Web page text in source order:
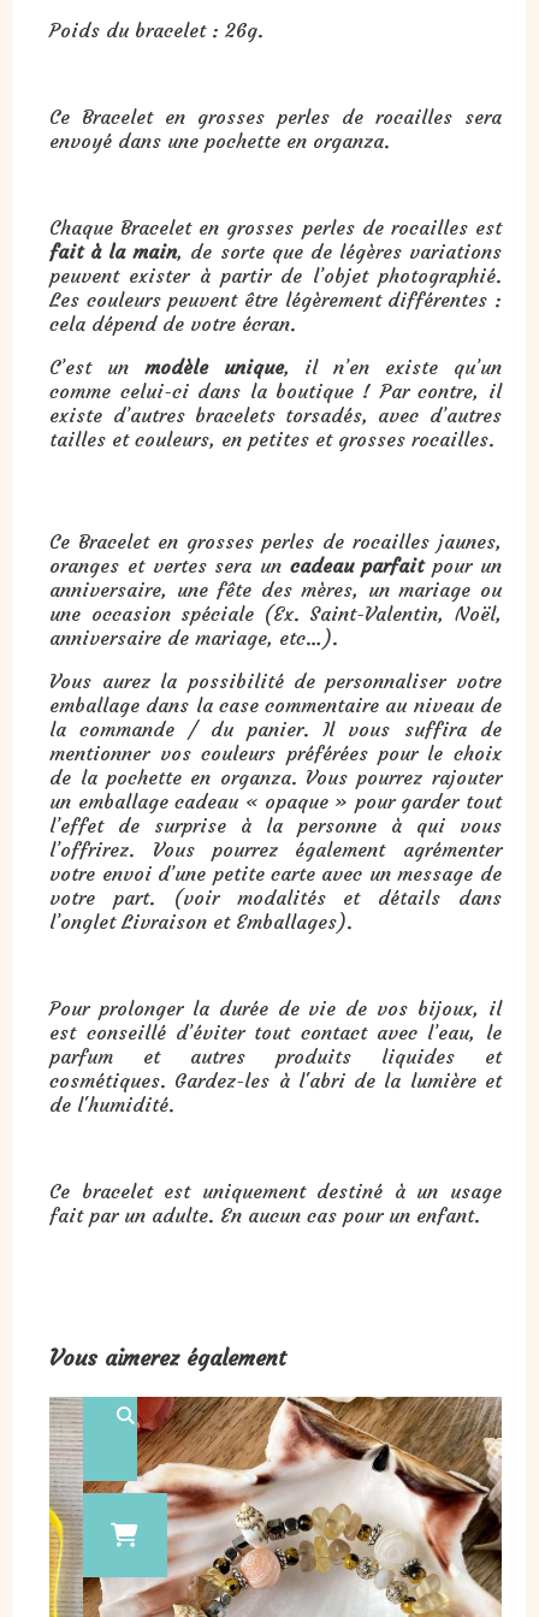
Poids du bracelet : 26g.
Ce Bracelet en grosses perles de rocailles sera
envoyé dans une pochette en organza.
Chaque Bracelet en grosses perles de rocailles est
fait à la main, de sorte que de légères variations
peuvent exister à partir de l’objet photographié.
Les couleurs peuvent être légèrement différentes :
cela dépend de votre écran.
C’est un modèle unique, il n’en existe qu’un
comme celui-ci dans la boutique ! Par contre, il
existe d’autres bracelets torsadés, avec d’autres
tailles et couleurs, en petites et grosses rocailles.
Ce Bracelet en grosses perles de rocailles jaunes,
oranges et vertes sera un cadeau parfaitpour un
anniversaire, une fête des mères, un mariage ou
une occasion spéciale (Ex. Saint-Valentin, Noël,
anniversaire de mariage, etc…).
Vous aurez la possibilité de personnaliser votre
emballage dans la case commentaire au niveau de
la commande / du panier. Il vous suffira de
mentionner vos couleurs préférées pour le choix
de la pochette en organza. Vous pourrez rajouter
un emballage cadeau « opaque » pour garder tout
l’effet de surprise à la personne à qui vous
l’offrirez. Vous pourrez également agrémenter
votre envoi d’une petite carte avec un message de
votre part. (voir modalités et détails dans
l’onglet Livraison et Emballages).
Pour prolonger la durée de vie de vos bijoux, il
est conseillé d’éviter tout contact avec l’eau, le
parfum et autres produits liquides et
cosmétiques. Gardez-les à l'abri de la lumière et
de l'humidité.
Ce bracelet est uniquement destiné à un usage
fait par un adulte. En aucun cas pour un enfant.
Vous aimerez également